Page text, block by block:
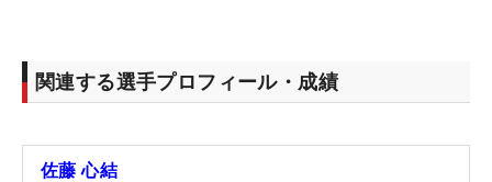
あるあるのひとつともいえる。ただこうなると、ど
うしても腕の力が強く作用し、ヘッドは走らない。
てくる。
関連する選手プロフィール・成績
佐藤 心結